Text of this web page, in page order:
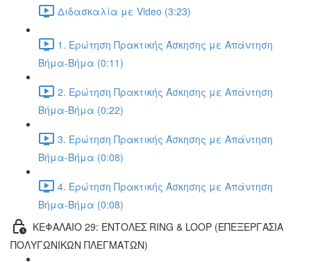
Διδασκαλία με Video (3:23)
1. Ερώτηση Πρακτικής Άσκησης με Απάντηση
Βήμα-Βήμα (0:11)
2. Ερώτηση Πρακτικής Άσκησης με Απάντηση
Βήμα-Βήμα (0:22)
3. Ερώτηση Πρακτικής Άσκησης με Απάντηση
Βήμα-Βήμα (0:08)
4. Ερώτηση Πρακτικής Άσκησης με Απάντηση
Βήμα-Βήμα (0:08)
ΚΕΦΑΛΑΙΟ 29: ΕΝΤΟΛΕΣ RING & LOOP (ΕΠΕΞΕΡΓΑΣΙΑ
ΠΟΛΥΓΩΝΙΚΩΝ ΠΛΕΓΜΑΤΩΝ)